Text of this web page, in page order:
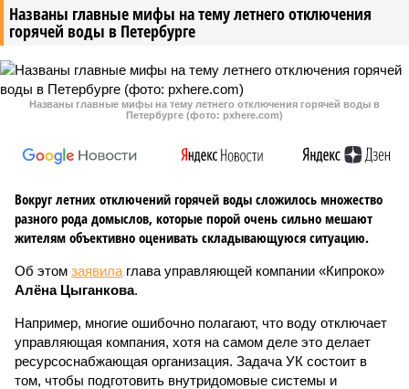
Названы главные мифы на тему летнего отключения
горячей воды в Петербурге
Названы главные мифы на тему летнего отключения горячей воды в
Петербурге (фото: pxhere.com)
Вокруг летних отключений горячей воды сложилось множество
разного рода домыслов, которые порой очень сильно мешают
жителям объективно оценивать складывающуюся ситуацию.
Об этом заявила глава управляющей компании «Кипроко»
Алёна Цыганкова.
Например, многие ошибочно полагают, что воду отключает
управляющая компания, хотя на самом деле это делает
ресурсоснабжающая организация. Задача УК состоит в
том, чтобы подготовить внутридомовые системы и